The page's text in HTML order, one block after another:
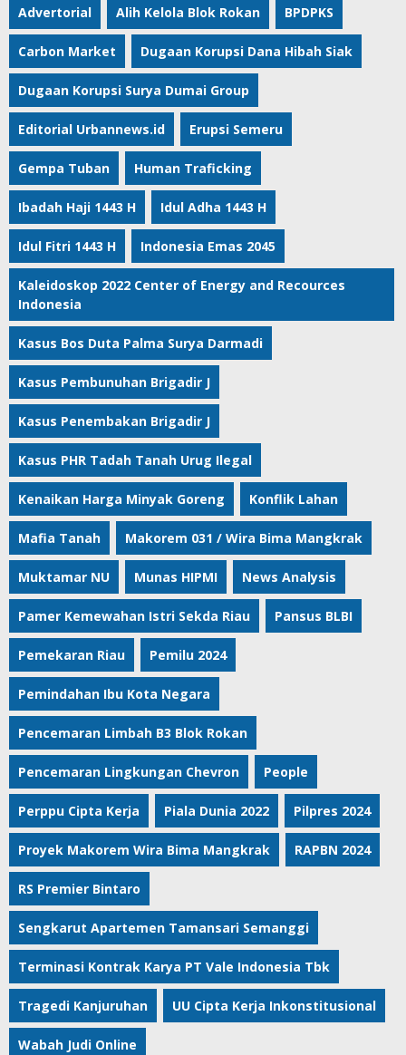
Advertorial Alih Kelola Blok Rokan BPDPKS
Carbon Market Dugaan Korupsi Dana Hibah Siak
Dugaan Korupsi Surya Dumai Group
Editorial Urbannews.id Erupsi Semeru
Gempa Tuban Human Traficking
Ibadah Haji 1443 H Idul Adha 1443 H
Idul Fitri 1443 H Indonesia Emas 2045
Kaleidoskop 2022 Center of Energy and Recources
Indonesia
Kasus Bos Duta Palma Surya Darmadi
Kasus Pembunuhan Brigadir J
Kasus Penembakan Brigadir J
Kasus PHR Tadah Tanah Urug Ilegal
Kenaikan Harga Minyak Goreng Konflik Lahan
Mafia Tanah Makorem 031 / Wira Bima Mangkrak
Muktamar NU Munas HIPMI News Analysis
Pamer Kemewahan Istri Sekda Riau Pansus BLBI
Pemekaran Riau Pemilu 2024
Pemindahan Ibu Kota Negara
Pencemaran Limbah B3 Blok Rokan
Pencemaran Lingkungan Chevron People
Perppu Cipta Kerja Piala Dunia 2022 Pilpres 2024
Proyek Makorem Wira Bima Mangkrak RAPBN 2024
RS Premier Bintaro
Sengkarut Apartemen Tamansari Semanggi
Terminasi Kontrak Karya PT Vale Indonesia Tbk
Tragedi Kanjuruhan UU Cipta Kerja Inkonstitusional
Wabah Judi Online